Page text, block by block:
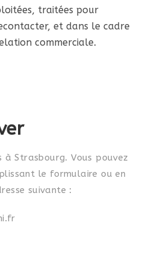
traitées pour
et dans le cadre
commerciale.
à Strasbourg. Vous pouvez
le formulaire ou en
suivante :